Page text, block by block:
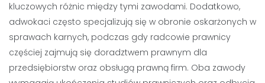
kluczowych różnic między tymi zawodami. Dodatkowo,
adwokaci często specjalizują się w obronie oskarżonych w
sprawach karnych, podczas gdy radcowie prawnicy
częściej zajmują się doradztwem prawnym dla
przedsiębiorstw oraz obsługą prawną firm. Oba zawody